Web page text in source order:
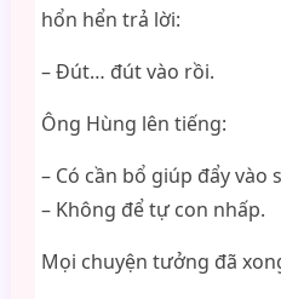
hổn hển trả lời:
– Đút… đút vào rồi.
Ông Hùng lên tiếng:
– Có cần bổ giúp đẩy vào
– Không để tự con nhấp.
Mọi chuyện tưởng đã